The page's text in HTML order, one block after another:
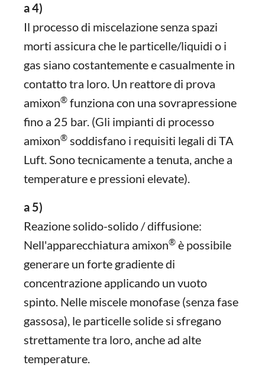
a 4)
Il processo di miscelazione senza spazi
morti assicura che le particelle/liquidi o i
gas siano costantemente e casualmente in
contatto tra loro. Un reattore di prova
amixon® funziona con una sovrapressione
fino a 25 bar. (Gli impianti di processo
amixon® soddisfano i requisiti legali di TA
Luft. Sono tecnicamente a tenuta, anche a
temperature e pressioni elevate).
a 5)
Reazione solido-solido / diffusione:
Nell'apparecchiatura amixon® è possibile
generare un forte gradiente di
concentrazione applicando un vuoto
spinto. Nelle miscele monofase (senza fase
gassosa), le particelle solide si sfregano
strettamente tra loro, anche ad alte
temperature.